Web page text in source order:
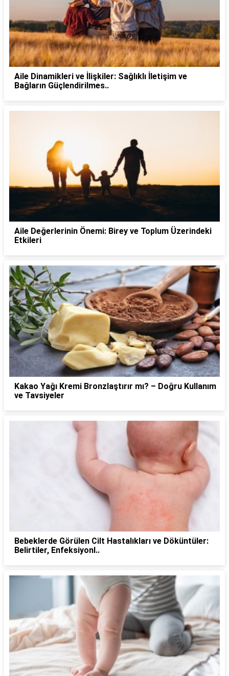
Aile Dinamikleri ve İlişkiler: Sağlıklı İletişim ve
Bağların Güçlendirilmes..
Aile Değerlerinin Önemi: Birey ve Toplum Üzerindeki
Etkileri
Kakao Yağı Kremi Bronzlaştırır mı? – Doğru Kullanım
ve Tavsiyeler
Bebeklerde Görülen Cilt Hastalıkları ve Döküntüler:
Belirtiler, Enfeksiyonl..